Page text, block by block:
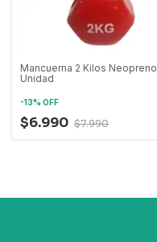
Mancuerna 2 Kilos Neopreno
Unidad
-13% OFF
$6.990 $7.990